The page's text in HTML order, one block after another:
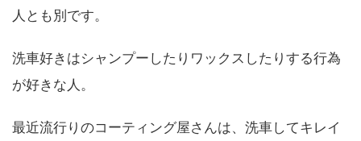
人とも別です。
洗車好きはシャンプーしたりワックスしたりする行為
が好きな人。
最近流行りのコーティング屋さんは、洗車してキレイ